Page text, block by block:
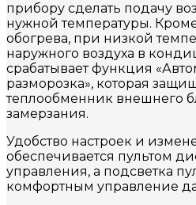
прибору сделать подачу
нужной температуры.
обогрева, при низкой
наружного воздуха в
срабатывает функция
разморозка», которая
теплообменник внешнего
замерзания.
Удобство настроек и
обеспечивается пультом
управления, а подсветка
комфортным управление